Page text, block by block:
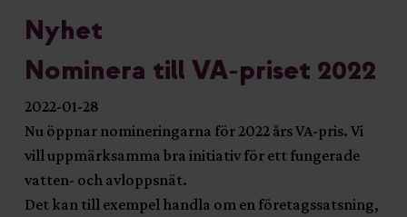
Nyhet
Nominera till VA-priset 2022
2022-01-28
Nu öppnar nomineringarna för 2022 års VA-pris. Vi
vill uppmärksamma bra initiativ för ett fungerade
vatten- och avloppsnät.
Det kan till exempel handla om en företagssatsning,